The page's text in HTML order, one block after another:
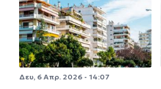
Δευ, 6 Απρ. 2026 - 14:07